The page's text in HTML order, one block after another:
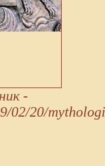
-
02/20/